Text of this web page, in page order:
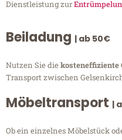
Dienstleistung zur
Beiladung | ab 50€
Nutzen Sie diekosteneffiziente
Transport zwischen
Möbeltransport |
Ob ein einzelnes Möbelstück